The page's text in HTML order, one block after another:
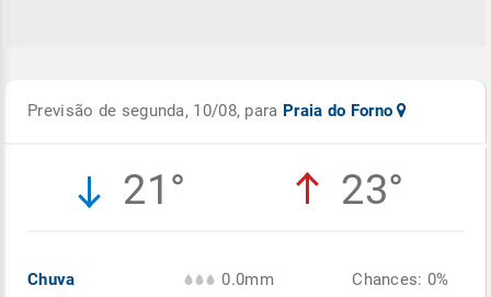
Previsão de segunda, 10/08, para Praia do Forno
21° 23°
Chuva
0.0mm
Chances: 0%